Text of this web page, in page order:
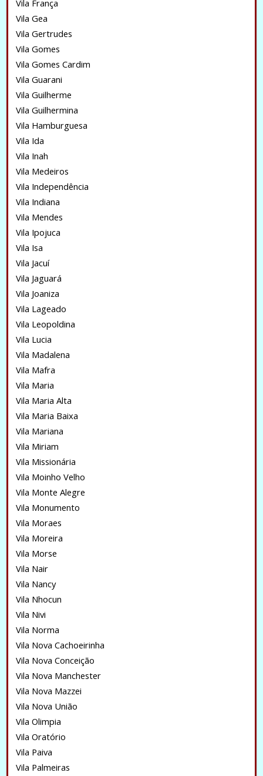
Vila França
Vila Gea
Vila Gertrudes
Vila Gomes
Vila Gomes Cardim
Vila Guarani
Vila Guilherme
Vila Guilhermina
Vila Hamburguesa
Vila Ida
Vila Inah
Vila Medeiros
Vila Independência
Vila Indiana
Vila Mendes
Vila Ipojuca
Vila Isa
Vila Jacuí
Vila Jaguará
Vila Joaniza
Vila Lageado
Vila Leopoldina
Vila Lucia
Vila Madalena
Vila Mafra
Vila Maria
Vila Maria Alta
Vila Maria Baixa
Vila Mariana
Vila Miriam
Vila Missionária
Vila Moinho Velho
Vila Monte Alegre
Vila Monumento
Vila Moraes
Vila Moreira
Vila Morse
Vila Nair
Vila Nancy
Vila Nhocun
Vila Nivi
Vila Norma
Vila Nova Cachoeirinha
Vila Nova Conceição
Vila Nova Manchester
Vila Nova Mazzei
Vila Nova União
Vila Olimpia
Vila Oratório
Vila Paiva
Vila Palmeiras